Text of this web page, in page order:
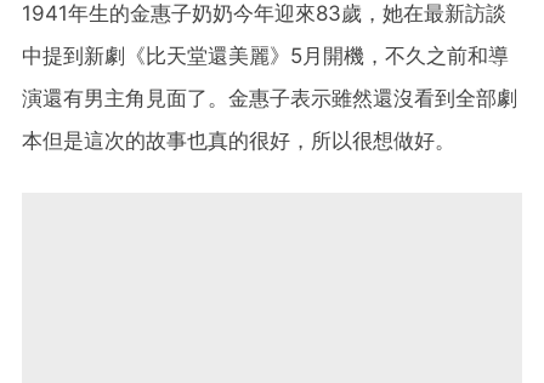
1941年生的金惠子奶奶今年迎來83歲，她在最新訪談
中提到新劇《比天堂還美麗》5月開機，不久之前和導
演還有男主角見面了。金惠子表示雖然還沒看到全部劇
本但是這次的故事也真的很好，所以很想做好。